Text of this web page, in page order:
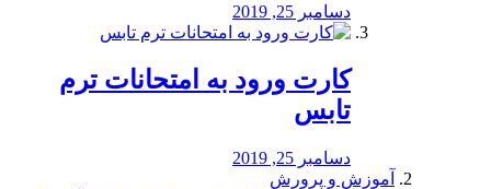
دسامبر 25, 2019
کارت ورود به امتحانات ترم
تابس
دسامبر 25, 2019
آموزش و پرورش